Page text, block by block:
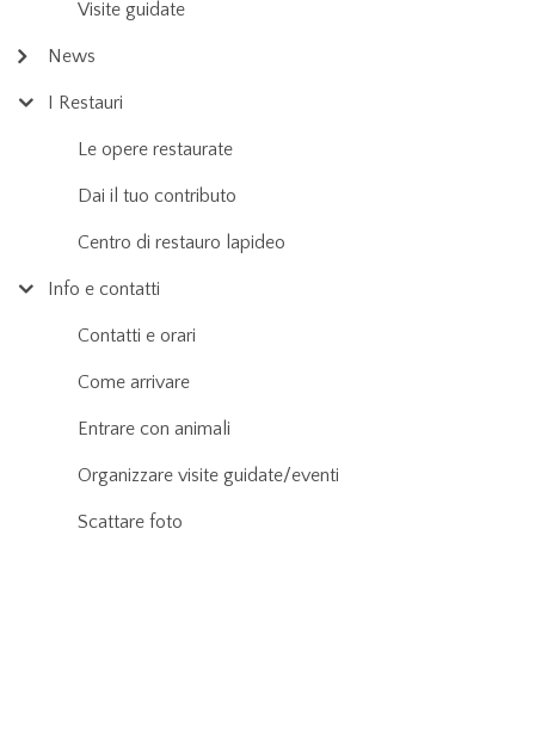
Visite guidate
News
I Restauri
Le opere restaurate
Dai il tuo contributo
Centro di restauro lapideo
Info e contatti
Contatti e orari
Come arrivare
Entrare con animali
Organizzare visite guidate/eventi
Scattare foto